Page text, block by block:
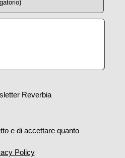
Reverbia
e di accettare quanto
Policy